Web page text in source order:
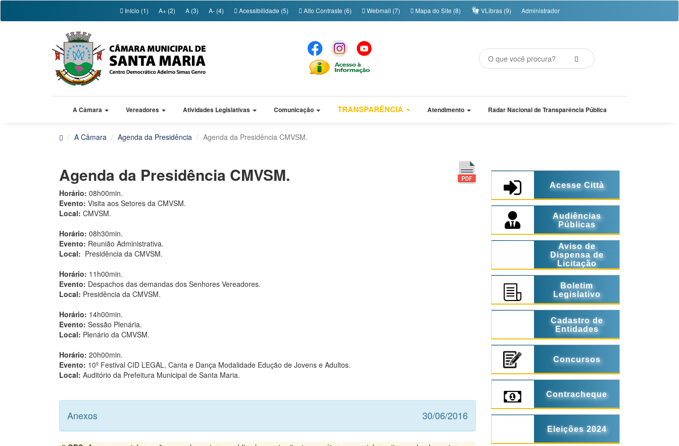
Início (1) A+ (2) A (3) A- (4) Acessibilidade (5) Alto Contraste (6) Webmail (7) Mapa do Site (8) VLibras (9) Administrador
A Câmara Vereadores Atividades Legislativas Comunicação TRANSPARÊNCIA Atendimento Radar Nacional de Transparência Pública
A Câmara Agenda da Presidência Agenda da Presidência CMVSM.
Agenda da Presidência CMVSM.
Horário: 08h00min.
Evento: Visita aos Setores da CMVSM.
Local: CMVSM.
Horário: 08h30min.
Evento: Reunião Administrativa.
Local: Presidência da CMVSM.
Horário: 11h00min.
Evento: Despachos das demandas dos Senhores Vereadores.
Local: Presidência da CMVSM.
Horário: 14h00min.
Evento: Sessão Plenária.
Local: Plenário da CMVSM.
Horário: 20h00min.
Evento: 10º Festival CID LEGAL, Canta e Dança Modalidade Edução de Jovens e Adultos.
Local: Auditório da Prefeitura Municipal de Santa Maria.
Anexos 30/06/2016
Acesse Città
Audiências
Públicas
Aviso de
Dispensa de
Licitação
Boletim
Legislativo
Cadastro de
Entidades
Concursos
Contracheque
Eleições 2024